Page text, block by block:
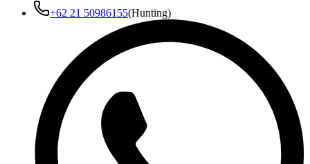
+62 21 50986155(Hunting)